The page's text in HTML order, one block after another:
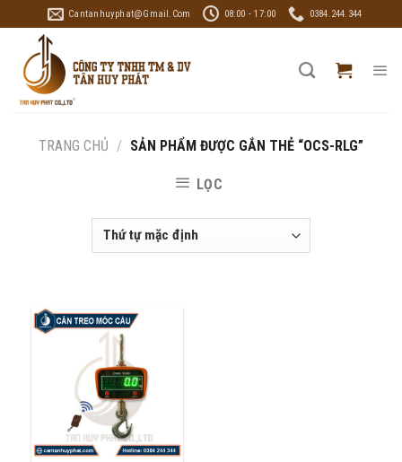
to
content
Cantanhuyphat@gmail.com 08:00 - 17:00 0384.244.344
TRANG CHỦ / SẢN PHẨM ĐƯỢC GẮN THẺ “OCS-RLG”
LỌC